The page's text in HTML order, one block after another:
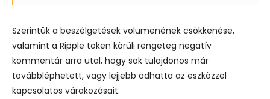
Szerintük a beszélgetések volumenének csökkenése,
valamint a Ripple token körüli rengeteg negatív
kommentár arra utal, hogy sok tulajdonos már
továbbléphetett, vagy lejjebb adhatta az eszközzel
kapcsolatos várakozásait.